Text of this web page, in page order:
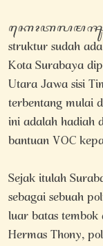
ꦏꦺꦴꦠꦭꦩꦯꦸꦫꦨꦪ
struktur sudah
Kota Surabaya
Utara Jawa sisi
terbentang mulai
ini adalah hadiah
bantuan VOC
Sejak itulah
sebagai sebuah
luar batas
Hermas Thony,